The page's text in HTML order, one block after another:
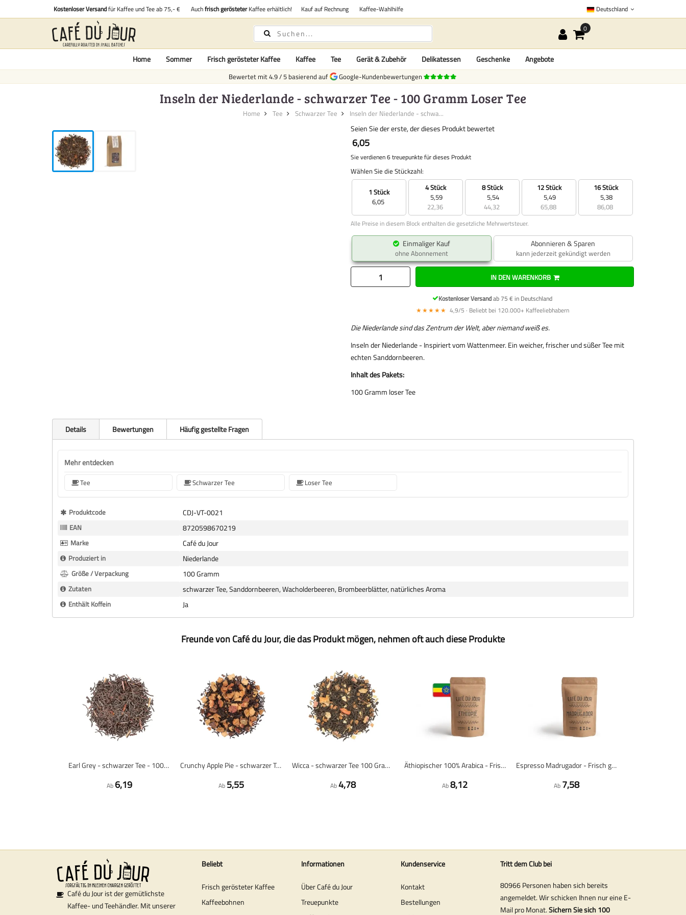
Kostenloser Versandfür Kaffee und Tee ab 75,- € Auchfrisch gerösteterKaffee erhältlich! Kauf auf Rechnung Kaffee-Wahlhilfe Deutschland
Home Sommer Frisch gerösteter Kaffee Kaffee Tee Gerät & Zubehör Delikatessen Geschenke Angebote
Bewertet mit4.9/5 basierend auf Google-Kundenbewertungen
Inseln der Niederlande - schwarzer Tee - 100 Gramm Loser Tee
Home Tee Schwarzer Tee Inseln der Niederlande - schwa...
Seien Sie der erste, der dieses Produkt bewertet
6,05
Sie verdienen 6 treuepunkte für dieses Produkt
Wählen Sie die Stückzahl:
1 Stück
6,05
4 Stück
5,59
22,36
8 Stück
5,54
44,32
12 Stück
5,49
65,88
16 Stück
5,38
86,08
Alle Preise in diesem Block enthalten die gesetzliche Mehrwertsteuer.
Einmaliger Kauf
ohne Abonnement
Abonnieren & Sparen
kann jederzeit gekündigt werden
IN DEN WARENKORB
Kostenloser Versandab 75 € in Deutschland
★★★★★ 4,9/5 · Beliebt bei 120.000+ Kaffeeliebhabern
Die Niederlande sind das Zentrum der Welt, aber niemand weiß es.
Inseln der Niederlande - Inspiriert vom Wattenmeer. Ein weicher, frischer und süßer Tee mit
echten Sanddornbeeren.
Inhalt des Pakets:
100 Gramm loser Tee
Details Bewertungen Häufig gestellte Fragen
Mehr entdecken
Tee Schwarzer Tee Loser Tee
Mehr
Informationen
Produktcode CDJ-VT-0021
EAN 8720598670219
Marke Café du Jour
Produziert in Niederlande
Größe / Verpackung 100 Gramm
Zutaten schwarzer Tee, Sanddornbeeren, Wacholderbeeren, Brombeerblätter, natürliches Aroma
Enthält Koffein Ja
Freunde von Café du Jour, die das Produkt mögen, nehmen oft auch diese Produkte
Earl Grey - schwarzer Tee - 100 Gramm Loser Tee
Ab 6,19
Crunchy Apple Pie - schwarzer Tee - 100 Gramm Loser Tee
Ab 5,55
Wicca - schwarzer Tee 100 Gramm - Café du Jour loser Tee
Ab4,78
Äthiopischer 100% Arabica - Frisch geröstete Kaffeebohnen
Ab8,12
Espresso Madrugador - Frisch gerösteter Kaffee
Ab 7,58
Café du Jour ist der gemütlichste
Kaffee- und Teehändler. Mit unserer
Beliebt
Frisch gerösteter Kaffee
Kaffeebohnen
Informationen
Über Café du Jour
Treuepunkte
Kundenservice
Kontakt
Bestellungen
Tritt dem Club bei
80966 Personen haben sich bereits
angemeldet. Wir schicken Ihnen nur eine E-
Mail pro Monat.Sichern Sie sich 100